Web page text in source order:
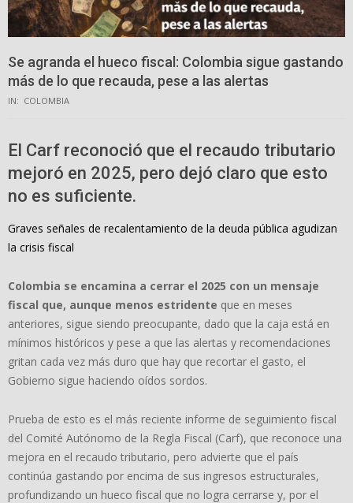
Se agranda el hueco fiscal: Colombia sigue gastando
más de lo que recauda, pese a las alertas
IN: COLOMBIA
El Carf reconoció que el recaudo tributario
mejoró en 2025, pero dejó claro que esto
no es suficiente.
Graves señales de recalentamiento de la deuda pública agudizan
la crisis fiscal
Colombia se encamina a cerrar el 2025 con un mensaje
fiscal que, aunque menos estridente que en meses
anteriores, sigue siendo preocupante, dado que la caja está en
mínimos históricos y pese a que las alertas y recomendaciones
gritan cada vez más duro que hay que recortar el gasto, el
Gobierno sigue haciendo oídos sordos.
Prueba de esto es el más reciente informe de seguimiento fiscal
del Comité Autónomo de la Regla Fiscal (Carf), que reconoce una
mejora en el recaudo tributario, pero advierte que el país
continúa gastando por encima de sus ingresos estructurales,
profundizando un hueco fiscal que no logra cerrarse y, por el